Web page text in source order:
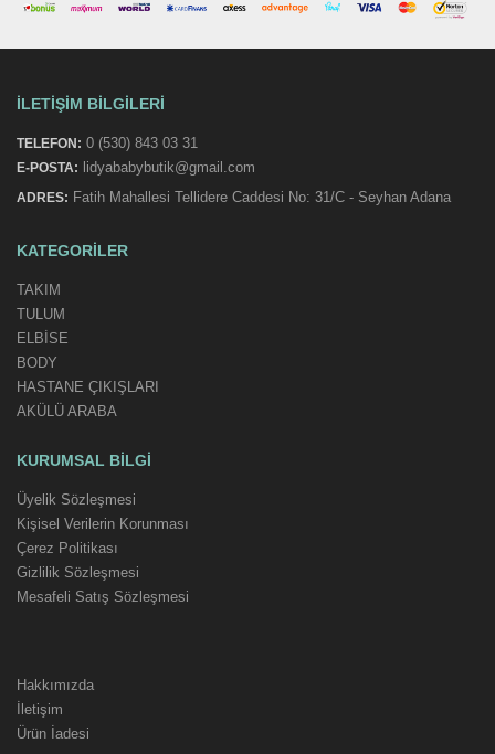
İLETIŞIM BILGILERI
TELEFON: 0 (530) 843 03 31
E-POSTA: lidyababybutik@gmail.com
ADRES: Fatih Mahallesi Tellidere Caddesi No: 31/C - Seyhan Adana
KATEGORILER
TAKIM
TULUM
ELBİSE
BODY
HASTANE ÇIKIŞLARI
AKÜLÜ ARABA
KURUMSAL BILGI
Üyelik Sözleşmesi
Kişisel Verilerin Korunması
Çerez Politikası
Gizlilik Sözleşmesi
Mesafeli Satış Sözleşmesi
Hakkımızda
İletişim
Ürün İadesi